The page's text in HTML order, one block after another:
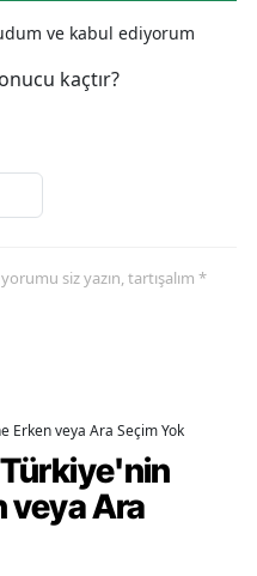
ve kabul ediyorum
kaçtır?
siz yazın, tartışalım *
Erken veya Ara Seçim Yok
veya Ara